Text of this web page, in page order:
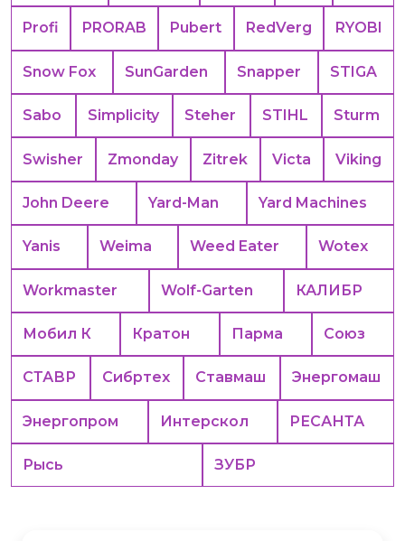
Profi PRORAB Pubert RedVerg RYOBI
Snow Fox SunGarden Snapper STIGA
Sabo Simplicity Steher STIHL Sturm
Swisher Zmonday Zitrek Victa Viking
John Deere Yard-Man Yard Machines
Yanis Weima Weed Eater Wotex
Workmaster Wolf-Garten КАЛИБР
Мобил К Кратон Парма Союз
СТАВР Сибртех Ставмаш Энергомаш
Энергопром Интерскол РЕСАНТА
Рысь ЗУБР